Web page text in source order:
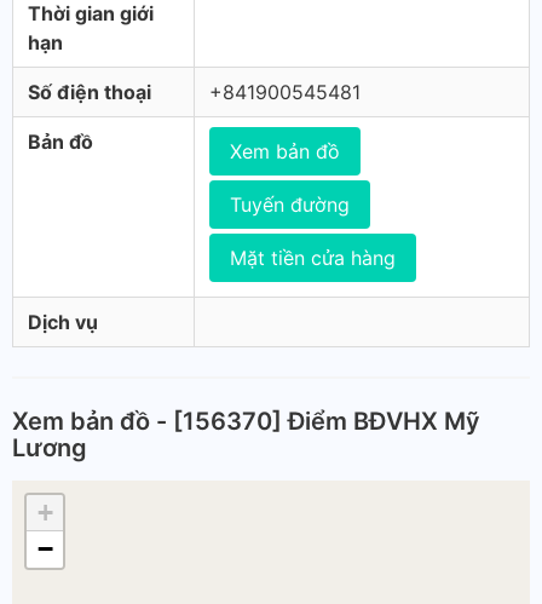
Thời gian giới
hạn
Số điện thoại +841900545481
Bản đồ Xem bản đồ
Tuyến đường
Mặt tiền cửa hàng
Dịch vụ
Xem bản đồ - [156370] Điểm BĐVHX Mỹ
Lương
+
−